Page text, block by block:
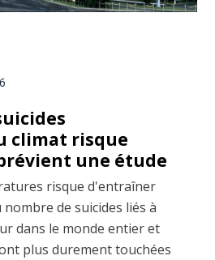
climat risque
une étude
risque d'entraîner
de suicides liés à
dans le monde entier et
plus durement touchées